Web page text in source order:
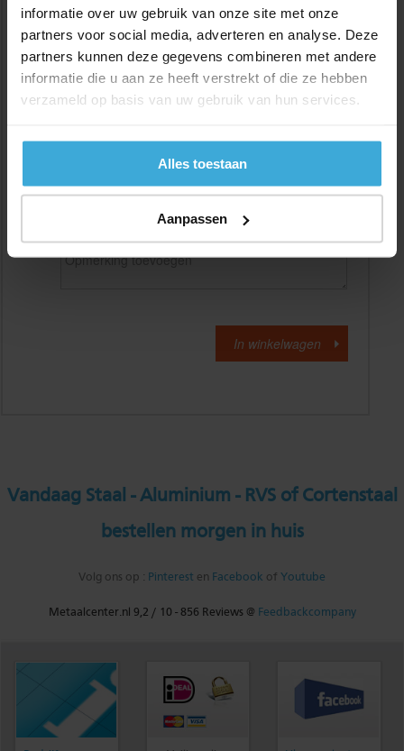
informatie over uw gebruik van onze site met onze
partners voor social media, adverteren en analyse. Deze
partners kunnen deze gegevens combineren met andere
informatie die u aan ze heeft verstrekt of die ze hebben
verzameld op basis van uw gebruik van hun services.
Alles toestaan
Aanpassen
lengtemaat in
+/- 2 mm lengtetolerantie
Materiaalkosten
Alle bedragen zijn excl. 21% BTW
Vandaag Staal - Aluminium - RVS of Cortenstaal
bestellen morgen in huis
Volg ons op : Pinterest en Facebook of Youtube
Metaalcenter.nl 9,2 / 10 -856 Reviews @ Feedbackcompany